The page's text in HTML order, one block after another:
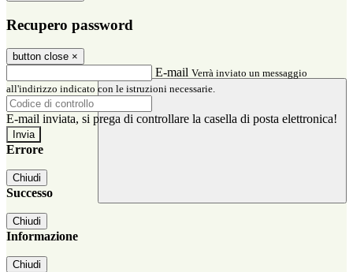
Recupero password
button close ×
E-mail Verrà inviato un messaggio
all'indirizzo indicato con le istruzioni necessarie.
E-mail inviata, si prega di controllare la casella di posta elettronica!
Errore
Chiudi
Successo
Chiudi
Informazione
Chiudi